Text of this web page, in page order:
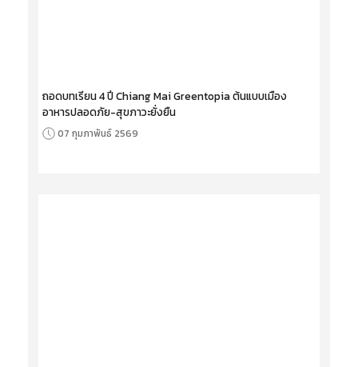
ถอดบทเรียน 4 ปี Chiang Mai Greentopia ต้นแบบเมือง
อาหารปลอดภัย-สุขภาวะยั่งยืน
07 กุมภาพันธ์ 2569